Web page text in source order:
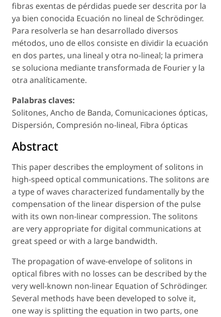
fibras exentas de pérdidas puede ser descrita por la
ya bien conocida Ecuación no lineal de Schrödinger.
Para resolverla se han desarrollado diversos
métodos, uno de ellos consiste en dividir la ecuación
en dos partes, una lineal y otra no-lineal; la primera
se soluciona mediante transformada de Fourier y la
otra analíticamente.
Palabras claves:
Solitones, Ancho de Banda, Comunicaciones ópticas,
Dispersión, Compresión no-lineal, Fibra ópticas
Abstract
This paper describes the employment of solitons in
high-speed optical communications. The solitons are
a type of waves characterized fundamentally by the
compensation of the linear dispersion of the pulse
with its own non-linear compression. The solitons
are very appropriate for digital communications at
great speed or with a large bandwidth.
The propagation of wave-envelope of solitons in
optical fibres with no losses can be described by the
very well-known non-linear Equation of Schrödinger.
Several methods have been developed to solve it,
one way is splitting the equation in two parts, one